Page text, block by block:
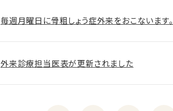
毎週月曜日に骨粗しょう症外来をおこないます。
外来診療担当医表が更新されました